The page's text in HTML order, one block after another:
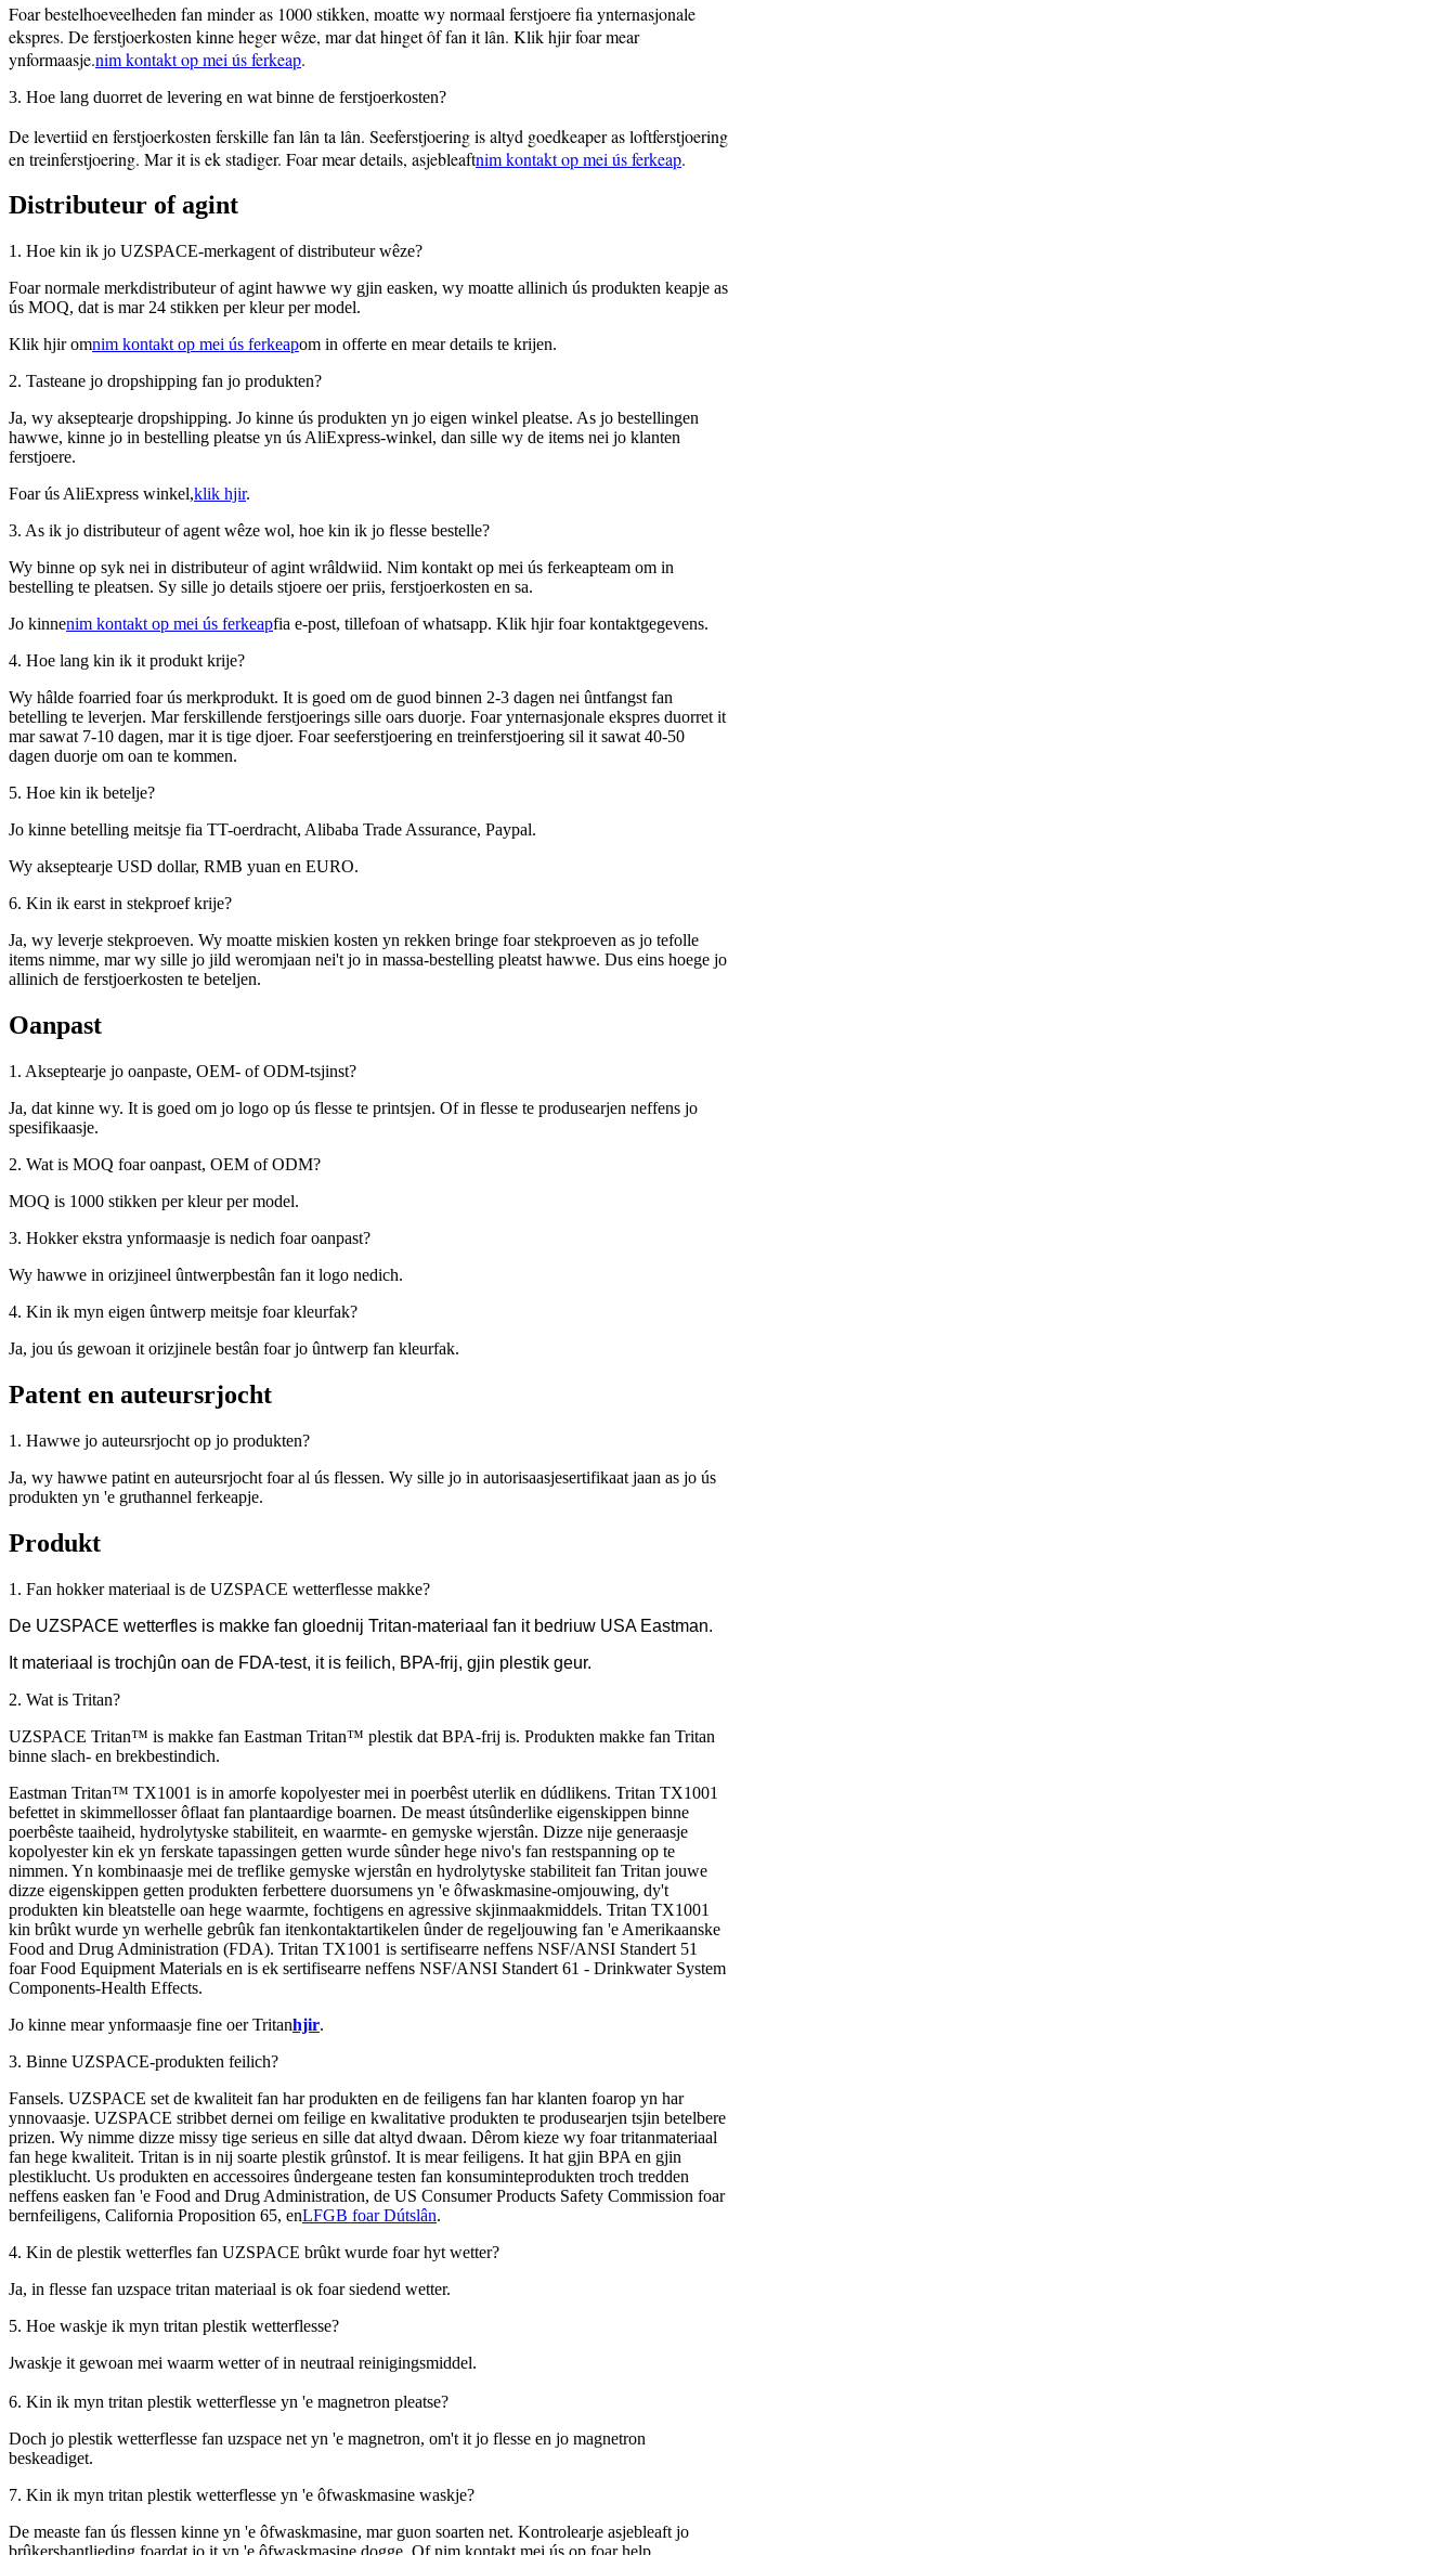
Foar bestelhoeveelheden fan minder as 1000 stikken, moatte wy normaal ferstjoere fia ynternasjonale
ekspres. De ferstjoerkosten kinne heger wêze, mar dat hinget ôf fan it lân. Klik hjir foar mear
ynformaasje.nim kontakt op mei ús ferkeap.
3. Hoe lang duorret de levering en wat binne de ferstjoerkosten?
De levertiid en ferstjoerkosten ferskille fan lân ta lân. Seeferstjoering is altyd goedkeaper as loftferstjoering
en treinferstjoering. Mar it is ek stadiger. Foar mear details, asjebleaftnim kontakt op mei ús ferkeap.
Distributeur of agint
1. Hoe kin ik jo UZSPACE-merkagent of distributeur wêze?
Foar normale merkdistributeur of agint hawwe wy gjin easken, wy moatte allinich ús produkten keapje as
ús MOQ, dat is mar 24 stikken per kleur per model.
Klik hjir omnim kontakt op mei ús ferkeapom in offerte en mear details te krijen.
2. Tasteane jo dropshipping fan jo produkten?
Ja, wy akseptearje dropshipping. Jo kinne ús produkten yn jo eigen winkel pleatse. As jo ​​bestellingen
hawwe, kinne jo in bestelling pleatse yn ús AliExpress-winkel, dan sille wy de items nei jo klanten
ferstjoere.
Foar ús AliExpress winkel,klik hjir.
3. As ik jo distributeur of agent wêze wol, hoe kin ik jo flesse bestelle?
Wy binne op syk nei in distributeur of agint wrâldwiid. Nim kontakt op mei ús ferkeapteam om in
bestelling te pleatsen. Sy sille jo details stjoere oer priis, ferstjoerkosten en sa.
Jo kinnenim kontakt op mei ús ferkeapfia e-post, tillefoan of whatsapp. Klik hjir foar kontaktgegevens.
4. Hoe lang kin ik it produkt krije?
Wy hâlde foarried foar ús merkprodukt. It is goed om de guod binnen 2-3 dagen nei ûntfangst fan
betelling te leverjen. Mar ferskillende ferstjoerings sille oars duorje. Foar ynternasjonale ekspres duorret it
mar sawat 7-10 dagen, mar it is tige djoer. Foar seeferstjoering en treinferstjoering sil it sawat 40-50
dagen duorje om oan te kommen.
5. Hoe kin ik betelje?
Jo kinne betelling meitsje fia TT-oerdracht, Alibaba Trade Assurance, Paypal.
Wy akseptearje USD dollar, RMB yuan en EURO.
6. Kin ik earst in stekproef krije?
Ja, wy leverje stekproeven. Wy moatte miskien kosten yn rekken bringe foar stekproeven as jo tefolle
items nimme, mar wy sille jo jild weromjaan nei't jo in massa-bestelling pleatst hawwe. Dus eins hoege jo
allinich de ferstjoerkosten te beteljen.
Oanpast
1. Akseptearje jo oanpaste, OEM- of ODM-tsjinst?
Ja, dat kinne wy. It is goed om jo logo op ús flesse te printsjen. Of in flesse te produsearjen neffens jo
spesifikaasje.
2. Wat is MOQ foar oanpast, OEM of ODM?
MOQ is 1000 stikken per kleur per model.
3. Hokker ekstra ynformaasje is nedich foar oanpast?
Wy hawwe in orizjineel ûntwerpbestân fan it logo nedich.
4. Kin ik myn eigen ûntwerp meitsje foar kleurfak?
Ja, jou ús gewoan it orizjinele bestân foar jo ûntwerp fan kleurfak.
Patent en auteursrjocht
1. Hawwe jo auteursrjocht op jo produkten?
Ja, wy hawwe patint en auteursrjocht foar al ús flessen. Wy sille jo in autorisaasjesertifikaat jaan as jo ús
produkten yn 'e gruthannel ferkeapje.
Produkt
1. Fan hokker materiaal is de UZSPACE wetterflesse makke?
De UZSPACE wetterfles is makke fan gloednij Tritan-materiaal fan it bedriuw USA Eastman.
It materiaal is trochjûn oan de FDA-test, it is feilich, BPA-frij, gjin plestik geur.
2. Wat is Tritan?
UZSPACE Tritan™ is makke fan Eastman Tritan™ plestik dat BPA-frij is. Produkten makke fan Tritan
binne slach- en brekbestindich.
Eastman Tritan™ TX1001 is in amorfe kopolyester mei in poerbêst uterlik en dúdlikens. Tritan TX1001
befettet in skimmellosser ôflaat fan plantaardige boarnen. De meast útsûnderlike eigenskippen binne
poerbêste taaiheid, hydrolytyske stabiliteit, en waarmte- en gemyske wjerstân. Dizze nije generaasje
kopolyester kin ek yn ferskate tapassingen getten wurde sûnder hege nivo's fan restspanning op te
nimmen. Yn kombinaasje mei de treflike gemyske wjerstân en hydrolytyske stabiliteit fan Tritan jouwe
dizze eigenskippen getten produkten ferbettere duorsumens yn 'e ôfwaskmasine-omjouwing, dy't
produkten kin bleatstelle oan hege waarmte, fochtigens en agressive skjinmaakmiddels. Tritan TX1001
kin brûkt wurde yn werhelle gebrûk fan itenkontaktartikelen ûnder de regeljouwing fan 'e Amerikaanske
Food and Drug Administration (FDA). Tritan TX1001 is sertifisearre neffens NSF/ANSI Standert 51
foar Food Equipment Materials en is ek sertifisearre neffens NSF/ANSI Standert 61 - Drinkwater System
Components-Health Effects.
Jo kinne mear ynformaasje fine oer Tritanhjir.
3. Binne UZSPACE-produkten feilich?
Fansels. UZSPACE set de kwaliteit fan har produkten en de feiligens fan har klanten foarop yn har
ynnovaasje. UZSPACE stribbet dernei om feilige en kwalitative produkten te produsearjen tsjin betelbere
prizen. Wy nimme dizze missy tige serieus en sille dat altyd dwaan. Dêrom kieze wy foar tritanmateriaal
fan hege kwaliteit. Tritan is in nij soarte plestik grûnstof. It is mear feiligens. It hat gjin BPA en gjin
plestiklucht. Us produkten en accessoires ûndergeane testen fan konsuminteprodukten troch tredden
neffens easken fan 'e Food and Drug Administration, de US Consumer Products Safety Commission foar
bernfeiligens, California Proposition 65, enLFGB foar Dútslân.
4. Kin de plestik wetterfles fan UZSPACE brûkt wurde foar hyt wetter?
Ja, in flesse fan uzspace tritan materiaal is ok foar siedend wetter.
5. Hoe waskje ik myn tritan plestik wetterflesse?
Jwaskje it gewoan mei waarm wetter of in neutraal reinigingsmiddel.
6. Kin ik myn tritan plestik wetterflesse yn 'e magnetron pleatse?
Doch jo plestik wetterflesse fan uzspace net yn 'e magnetron, om't it jo flesse en jo magnetron
beskeadiget.
7. Kin ik myn tritan plestik wetterflesse yn 'e ôfwaskmasine waskje?
De measte fan ús flessen kinne yn 'e ôfwaskmasine, mar guon soarten net. Kontrolearje asjebleaft jo
brûkershantlieding foardat jo it yn 'e ôfwaskmasine dogge. Of nim kontakt mei ús op foar help.